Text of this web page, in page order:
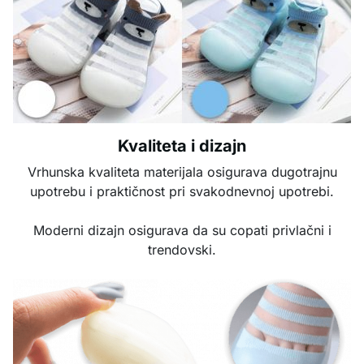
Kvaliteta i dizajn
Vrhunska kvaliteta materijala osigurava dugotrajnu
upotrebu i praktičnost pri svakodnevnoj upotrebi.
Moderni dizajn osigurava da su copati privlačni i
trendovski.